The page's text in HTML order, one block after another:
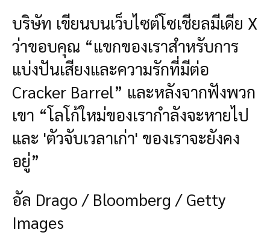
บริษัท เขียนบนเว็บไซต์โซเชียลมีเดีย X
ว่าขอบคุณ “แขกของเราสำหรับการ
แบ่งปันเสียงและความรักที่มีต่อ
Cracker Barrel” และหลังจากฟังพวก
เขา “โลโก้ใหม่ของเรากำลังจะหายไป
และ 'ตัวจับเวลาเก่า' ของเราจะยังคง
อยู่”
อัล Drago / Bloomberg / Getty
Images